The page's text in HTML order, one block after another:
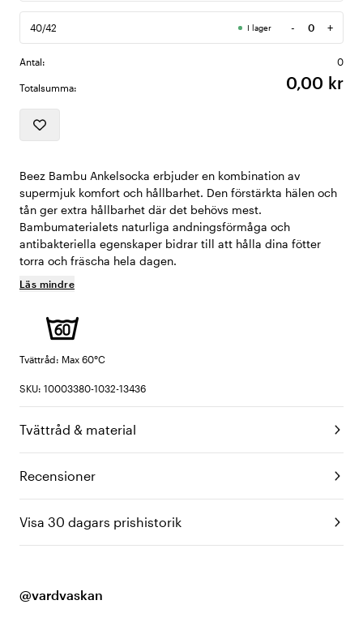
40/42 I lager -
Antal
+
Antal: 0
Totalsumma: 0,00 kr
Beez Bambu Ankelsocka erbjuder en kombination av
supermjuk komfort och hållbarhet. Den förstärkta hälen och
tån ger extra hållbarhet där det behövs mest.
Bambumaterialets naturliga andningsförmåga och
antibakteriella egenskaper bidrar till att hålla dina fötter
torra och fräscha hela dagen.
Läs mindre
Tvättråd: Max 60°C
SKU: 10003380-1032-13436
Tvättråd & material
Recensioner
Visa 30 dagars prishistorik
@vardvaskan